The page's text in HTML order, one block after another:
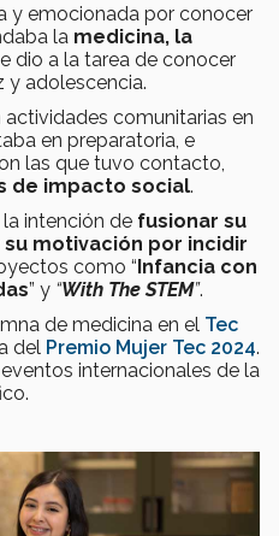
y emocionada por conocer
la medicina, la
dio a la tarea de conocer
y adolescencia.
comunitarias en
en preparatoria, e
las que tuvo contacto,
de impacto social.
intención de fusionar su
motivación por incidir
como “Infancia con
” y “With The STEM”.
de medicina en el Tec
del Premio Mujer Tec 2024.
internacionales de la